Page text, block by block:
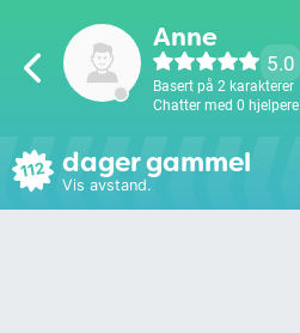
Anne
5.0
Basert på 2 karakterer
Chatter med 0 hjelpere
112 dager gammel
Vis avstand.